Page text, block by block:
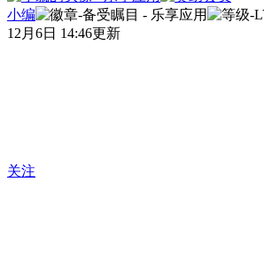
小编
12月6日 14:46更新
关注